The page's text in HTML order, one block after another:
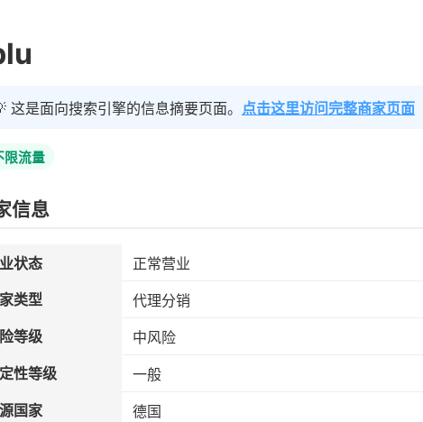
这是面向搜索引擎的信息摘要页面。 点击这里访问完整商家页面
限流量
信息
状态
正常营业
类型
代理分销
等级
中风险
性等级
一般
国家
德国